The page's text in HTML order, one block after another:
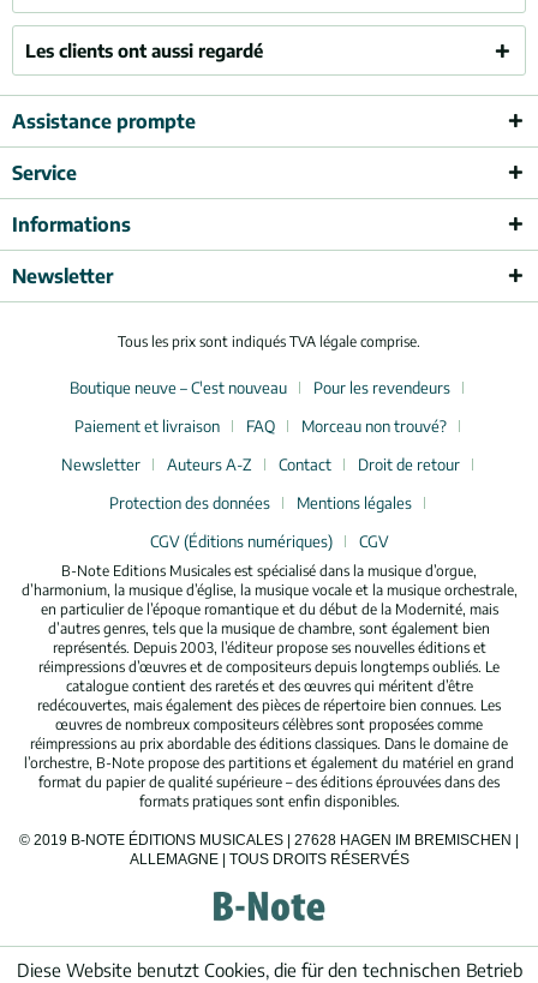
Les clients ont aussi regardé
Assistance prompte
Service
Informations
Newsletter
Tous les prix sont indiqués TVA légale comprise.
Boutique neuve – C'est nouveau
Pour les revendeurs
Paiement et livraison
FAQ
Morceau non trouvé?
Newsletter
Auteurs A-Z Contact
Droit de retour
Protection des données
Mentions légales
CGV (Éditions numériques)
CGV
B-Note Editions Musicales est spécialisé dans la musique d’orgue,
d’harmonium, la musique d’église, la musique vocale et la musique orchestrale,
en particulier de l’époque romantique et du début de la Modernité, mais
d’autres genres, tels que la musique de chambre, sont également bien
représentés. Depuis 2003, l’éditeur propose ses nouvelles éditions et
réimpressions d’œuvres et de compositeurs depuis longtemps oubliés. Le
catalogue contient des raretés et des œuvres qui méritent d’être
redécouvertes, mais également des pièces de répertoire bien connues. Les
œuvres de nombreux compositeurs célèbres sont proposées comme
réimpressions au prix abordable des éditions classiques. Dans le domaine de
l’orchestre, B-Note propose des partitions et également du matériel en grand
format du papier de qualité supérieure – des éditions éprouvées dans des
formats pratiques sont enfin disponibles.
© 2019 B-NOTE ÉDITIONS MUSICALES | 27628 HAGEN IM BREMISCHEN |
ALLEMAGNE | TOUS DROITS RÉSERVÉS
Diese Website benutzt Cookies, die für den technischen Betrieb